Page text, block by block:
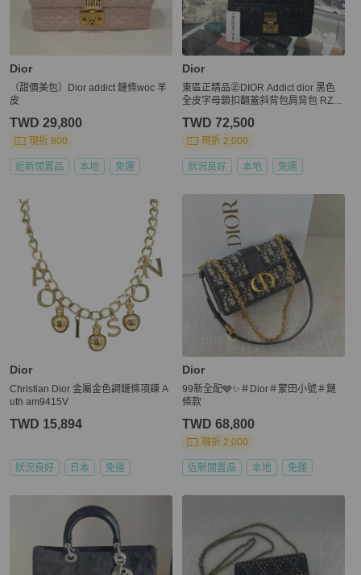
Dior
（甜價美包）Dior addict 鏈條woc 羊
皮
TWD 29,800
現折 800
近新閒置品 本地 免運
Dior
東區正精品㊣DIOR Addict dior 黑色
全皮字母鎖扣翻蓋斜背包肩背包 RZ28
TWD 72,500
現折 2,000
狀況良好 本地 免運
Dior
Christian Dior 金屬金色調鏈條項鍊 A
uth am9415V
TWD 15,894
狀況良好 日本 免運
Dior
99新全配🩶✨＃Dior＃蒙田小號＃鏈
條款
TWD 68,800
現折 2,000
近新閒置品 本地 免運